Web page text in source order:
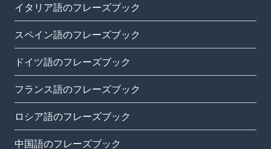
イタリア語のフレーズブック
スペイン語のフレーズブック
ドイツ語のフレーズブック
フランス語のフレーズブック
ロシア語のフレーズブック
中国語のフレーズブック